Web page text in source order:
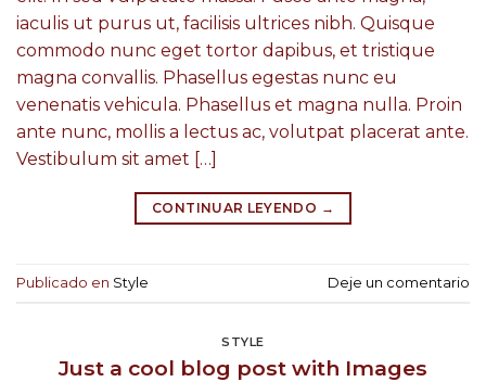
iaculis ut purus ut, facilisis ultrices nibh. Quisque
commodo nunc eget tortor dapibus, et tristique
magna convallis. Phasellus egestas nunc eu
venenatis vehicula. Phasellus et magna nulla. Proin
ante nunc, mollis a lectus ac, volutpat placerat ante.
Vestibulum sit amet […]
CONTINUAR LEYENDO →
Publicado en Style Deje un comentario
STYLE
Just a cool blog post with Images